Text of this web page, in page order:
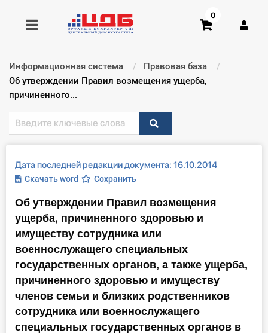
Получить консультацию
Главная ИС
Формы
Консультации
Правовая база
Библиотека бухгалтера
Инструменты
Вебинары
0
Информационная система
Правовая база
Текущий:
Об утверждении Правил возмещения ущерба,
причиненного...
Дата последней редакции документа: 16.10.2014
Скачать word Сохранить
Об утверждении Правил возмещения
ущерба, причиненного здоровью и
имуществу сотрудника или
военнослужащего специальных
государственных органов, а также ущерба,
причиненного здоровью и имуществу
членов семьи и близких родственников
сотрудника или военнослужащего
специальных государственных органов в